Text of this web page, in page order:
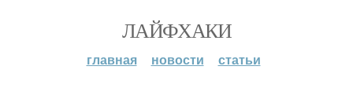
ЛАЙФХАКИ
главная новости статьи